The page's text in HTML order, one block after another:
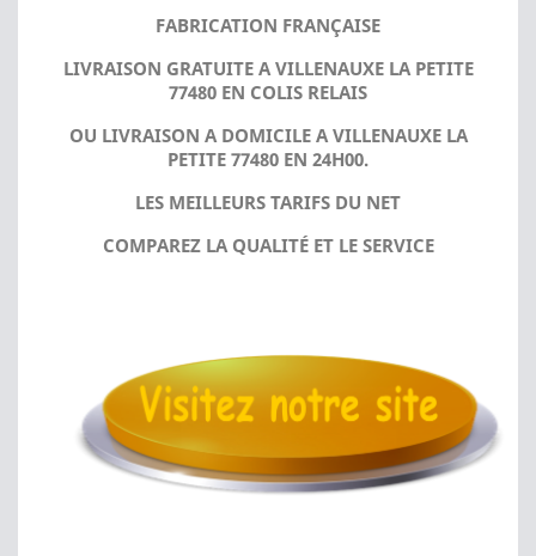
FABRICATION FRANÇAISE
LIVRAISON GRATUITE A VILLENAUXE LA PETITE
77480 EN COLIS RELAIS
OU LIVRAISON A DOMICILE A VILLENAUXE LA
PETITE 77480 EN 24H00.
LES MEILLEURS TARIFS DU NET
COMPAREZ LA QUALITÉ ET LE SERVICE